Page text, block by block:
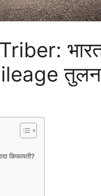
किफायती?